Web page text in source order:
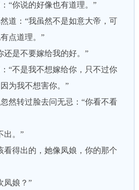
你说的好像也有道理。”
：“我虽然不是如意大帝，可
点道理。”
是不要嫁给我的好。”
不是我不想嫁给你，只不过你
为我不想害你。”
转过脸去问无忌：“你看不看
。”
得出的，她像凤娘，你的那个
娘？”